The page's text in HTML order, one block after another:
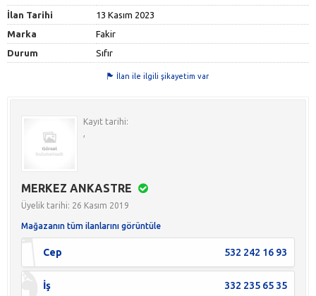
İlan Tarihi
13 Kasım 2023
Marka
Fakir
Durum
Sıfır
İlan ile ilgili şikayetim var
Kayıt tarihi:
,
MERKEZ ANKASTRE
Üyelik tarihi: 26 Kasım 2019
Mağazanın tüm ilanlarını görüntüle
Cep 532 242 16 93
İş 332 235 65 35